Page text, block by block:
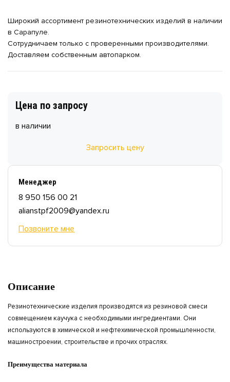
Широкий ассортимент резинотехнических изделий в наличии
в Сарапуле.
Сотрудничаем только с проверенными производителями.
Доставляем собственным автопарком.
Цена по запросу
в наличии
Запросить цену
Менеджер
8 950 156 00 21
alianstpf2009@yandex.ru
Позвоните мне
Описание
Резинотехнические изделия производятся из резиновой смеси
совмещением каучука с необходимыми ингредиентами. Они
используются в химической и нефтехимической промышленности,
машиностроении, строительстве и прочих отраслях.
Преимущества материала